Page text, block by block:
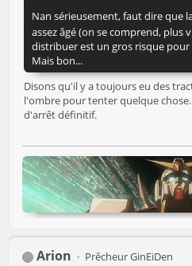
Nan sérieusement, faut dire que
assez âgé (on se comprend, plus
distribuer est un gros risque pour
Mais bon...
Disons qu'il y a toujours eu des
l'ombre pour tenter quelque
d'arrêt définitif.
Arion Prêcheur GinEiDen